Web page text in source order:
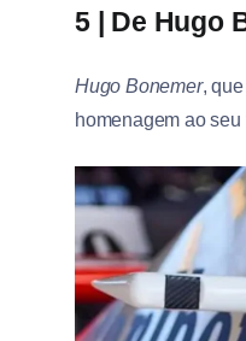
5 | De Hugo
Hugo Bonemer,
homenagem ao